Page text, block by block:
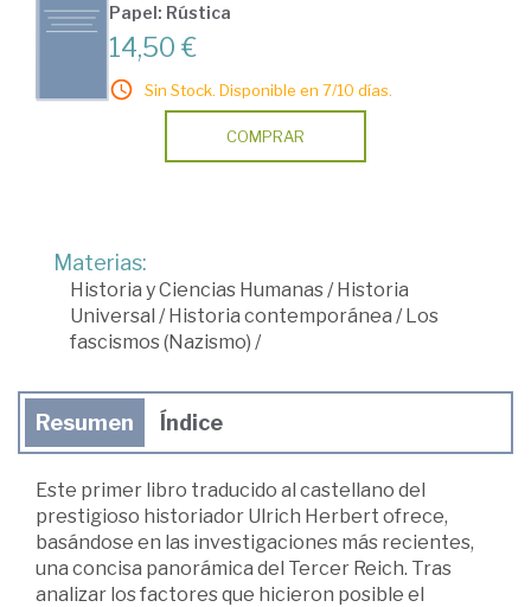
Papel: Rústica
14,50 €
Sin Stock. Disponible en 7/10 días.
COMPRAR
Materias:
Historia y Ciencias Humanas /Historia
Universal /Historia contemporánea /Los
fascismos (Nazismo) /
Resumen Índice
Este primer libro traducido al castellano del
prestigioso historiador Ulrich Herbert ofrece,
basándose en las investigaciones más recientes,
una concisa panorámica del Tercer Reich. Tras
analizar los factores que hicieron posible el